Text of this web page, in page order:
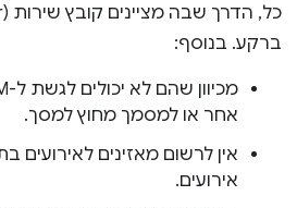
ברקע. בנוסף:
מכיוון שהם לא יכולים לגשת ל-DOM או לממשק
אחר או למסמך מחוץ למסך.
אירועים.